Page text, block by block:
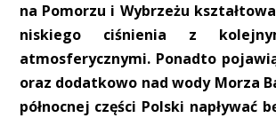
na Pomorzu i Wybrzeżu
niskiego ciśnienia z
atmosferycznymi. Ponadto
oraz dodatkowo nad wody Morza
północnej części Polski napływać